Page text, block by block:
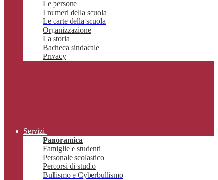
Le persone
I numeri della scuola
Le carte della scuola
Organizzazione
La storia
Bacheca sindacale
Privacy
Servizi
Panoramica
Famiglie e studenti
Personale scolastico
Percorsi di studio
Bullismo e Cyberbullismo